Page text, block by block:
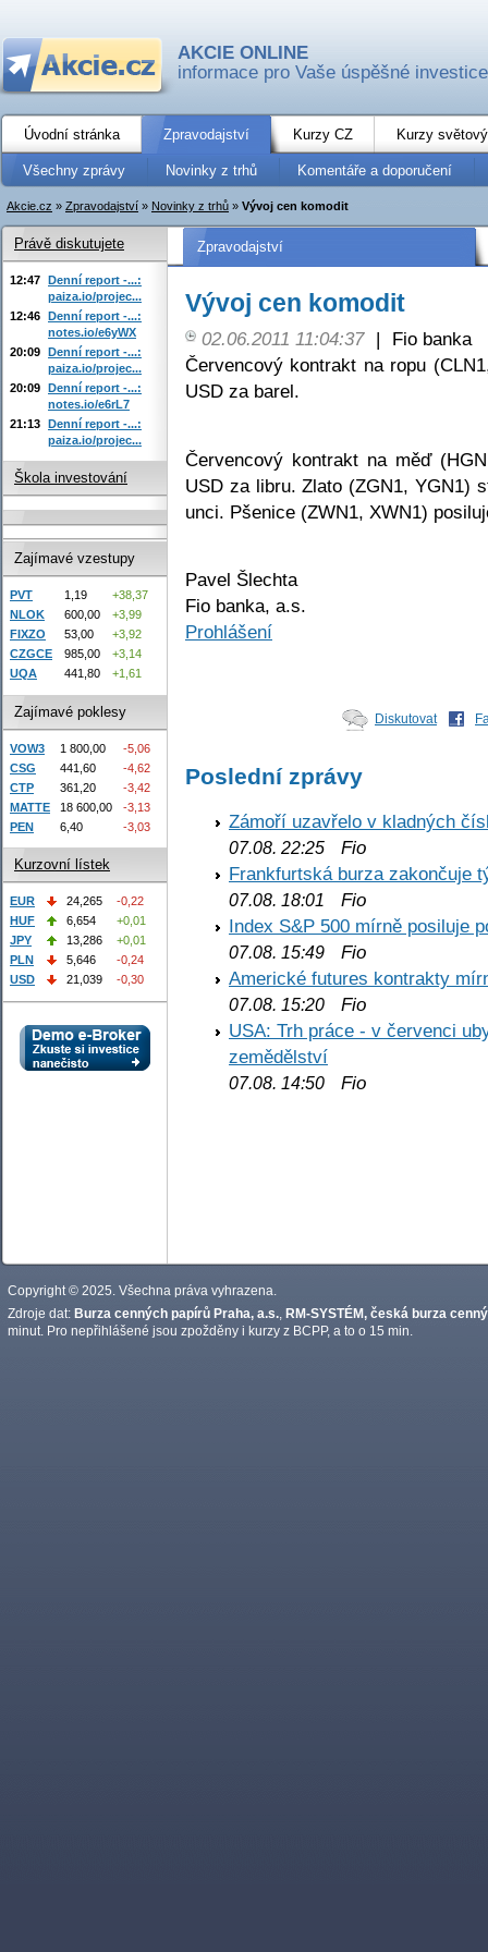
AKCIE ONLINE
informace pro Vaše úspěšné investice
Úvodní stránka Zpravodajství Kurzy CZ Kurzy
Všechny zprávy Novinky z trhů Komentáře a doporučení
Akcie.cz » Zpravodajství » Novinky z trhů » Vývoj cen komodit
Zpravodajství
Vývoj cen komodit
02.06.2011 11:04:37 |
Fio banka
Červencový kontrakt na ropu
USD za barel.
Červencový kontrakt na měď
USD za libru. Zlato (ZGN1, YGN1)
unci. Pšenice (ZWN1, XWN1)
Pavel Šlechta
Fio banka, a.s.
Prohlášení
Diskutovat
Poslední zprávy
Zámoří uzavřelo v kladných
07.08. 22:25 Fio
Frankfurtská burza zakončuje
07.08. 18:01
Fio
Index S&P 500 mírně posiluje
07.08. 15:49 Fio
Americké futures kontrakty
07.08. 15:20 Fio
USA: Trh práce - v červenci
zemědělství
07.08. 14:50 Fio
Právě diskutujete
12:47 Denní report -...:
paiza.io/projec...
12:46 Denní report -...:
notes.io/e6yWX
20:09 Denní report -...:
paiza.io/projec...
20:09 Denní report -...:
notes.io/e6rL7
21:13 Denní report -...:
paiza.io/projec...
Škola investování
Zajímavé vzestupy
PVT 1,19
+38,37
NLOK
600,00
+3,99
FIXZO
53,00
+3,92
CZGCE
985,00
+3,14
UQA
441,80 +1,61
Zajímavé poklesy
VOW3 1 800,00
-5,06
CSG
441,60
-4,62
CTP
361,20
-3,42
MATTE
18 600,00
-3,13
PEN
6,40 -3,03
Kurzovní lístek
EUR 24,265
-0,22
HUF
6,654
+0,01
JPY
13,286
+0,01
PLN
5,646
-0,24
USD
21,039 -0,30
Copyright © 2025. Všechna práva vyhrazena.
Zdroje dat: Burza cenných papírů Praha, a.s. RM-SYSTÉM, česká burza
minut. Pro nepřihlášené jsou zpožděny i kurzy z BCPP, a to o 15 min.